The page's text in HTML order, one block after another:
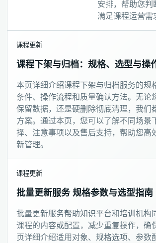
安排，帮助您判
满足课程运营需
课程更新
课程下架与归档：规格、选型与操
本页详细介绍课程下架与归档服务的规
条件、操作流程和质量确认方法。无论
保留数据，还是硬删除彻底清理，我们
方案。通过本页，您可以了解不同场景
择、注意事项以及售后支持，帮助您高
新管理。
课程更新
批量更新服务 规格参数与选型指南
批量更新服务帮助知识平台和培训机构
课程的内容或配置，减少重复操作，确
页详细介绍适用对象、规格选项、参数